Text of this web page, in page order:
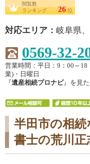
閲覧数
ランキング
26 位
対応エリア： 岐阜県
0569-32-
営業時間：平日：9：00～
業)・日曜日
『遺産相続プロナビ』を見
半田市の相
書士の荒川